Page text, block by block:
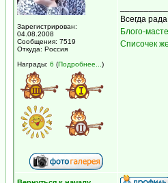
Зарегистрирован:
04.08.2008
Сообщения: 7519
Откуда: Россия
Награды: 6 (Подробнее... )
Всегда
Блого-
Списочек